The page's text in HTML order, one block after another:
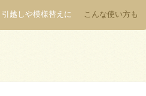
引越しや模様替えに こんな使い方も